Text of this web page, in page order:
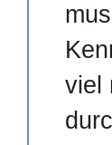
viel